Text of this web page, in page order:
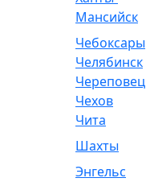
Мансийск
Чебоксары
Челябинск
Череповец
Чехов
Чита
Шахты
Энгельс